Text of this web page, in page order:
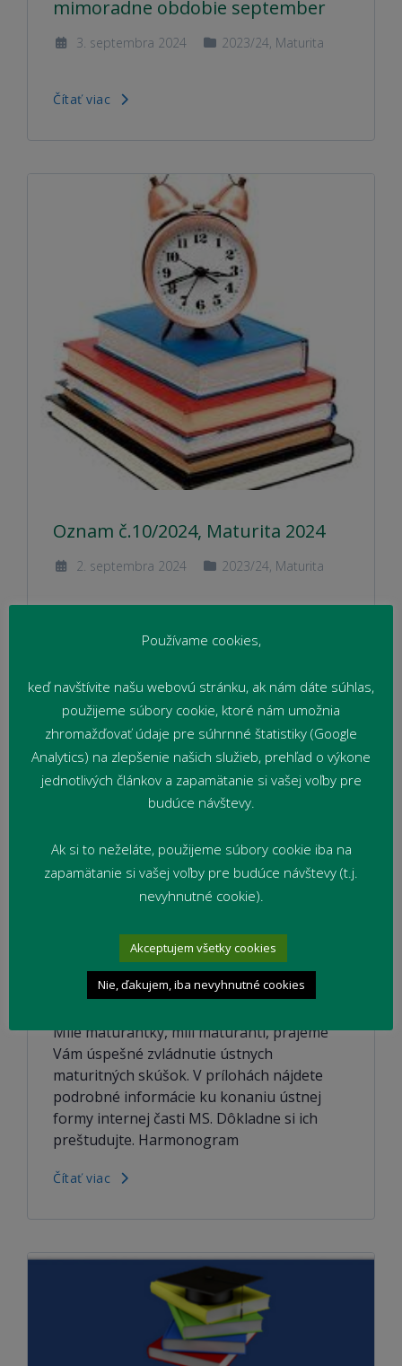
mimoradne obdobie september
3. septembra 2024 2023/24, Maturita
Čítať viac
Oznam č.10/2024, Maturita 2024
2. septembra 2024 2023/24, Maturita
MATURITA 2024 – ústna forma
internej časti maturitnej skúšky
10. mája 2024 2023/24,Maturita
Milé maturantky, milí maturanti, prajeme
Vám úspešné zvládnutie ústnych
maturitných skúšok. V prílohách nájdete
podrobné informácie ku konaniu ústnej
formy internej časti MS. Dôkladne si ich
preštudujte. Harmonogram
Čítať viac
Používame cookies,
keď navštívite našu webovú stránku, ak nám dáte súhlas,
použijeme súbory cookie, ktoré nám umožnia
zhromažďovať údaje pre súhrnné štatistiky (Google
Analytics) na zlepšenie našich služieb, prehľad o výkone
jednotlivých článkov a zapamätanie si vašej voľby pre
budúce návštevy.
Ak si to neželáte, použijeme súbory cookie iba na
zapamätanie si vašej voľby pre budúce návštevy (t.j.
nevyhnutné cookie).
Akceptujem všetky cookies
Nie, ďakujem, iba nevyhnutné cookies